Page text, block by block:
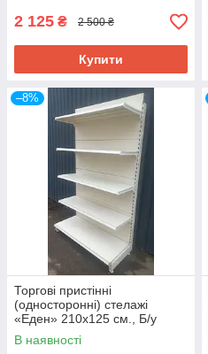
2 125 ₴ 2 500 ₴
Купити
–8%
Торгові пристінні
(односторонні) стелажі
«Еден» 210х125 см., Б/у
В наявності